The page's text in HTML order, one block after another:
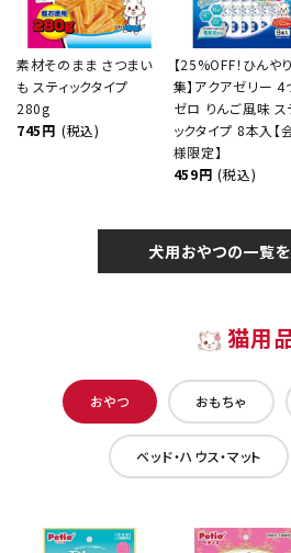
素材そのまま さつまい
も スティックタイプ
280g
745円 (税込)
【25%OFF！ひんや
集】アクアゼリー 4
ゼロ りんご風味 ス
ックタイプ 8本入【
様限定】
459円 (税込)
犬用おやつの一覧
猫用
おやつ おもちゃ
ベッド・ハウス・マット